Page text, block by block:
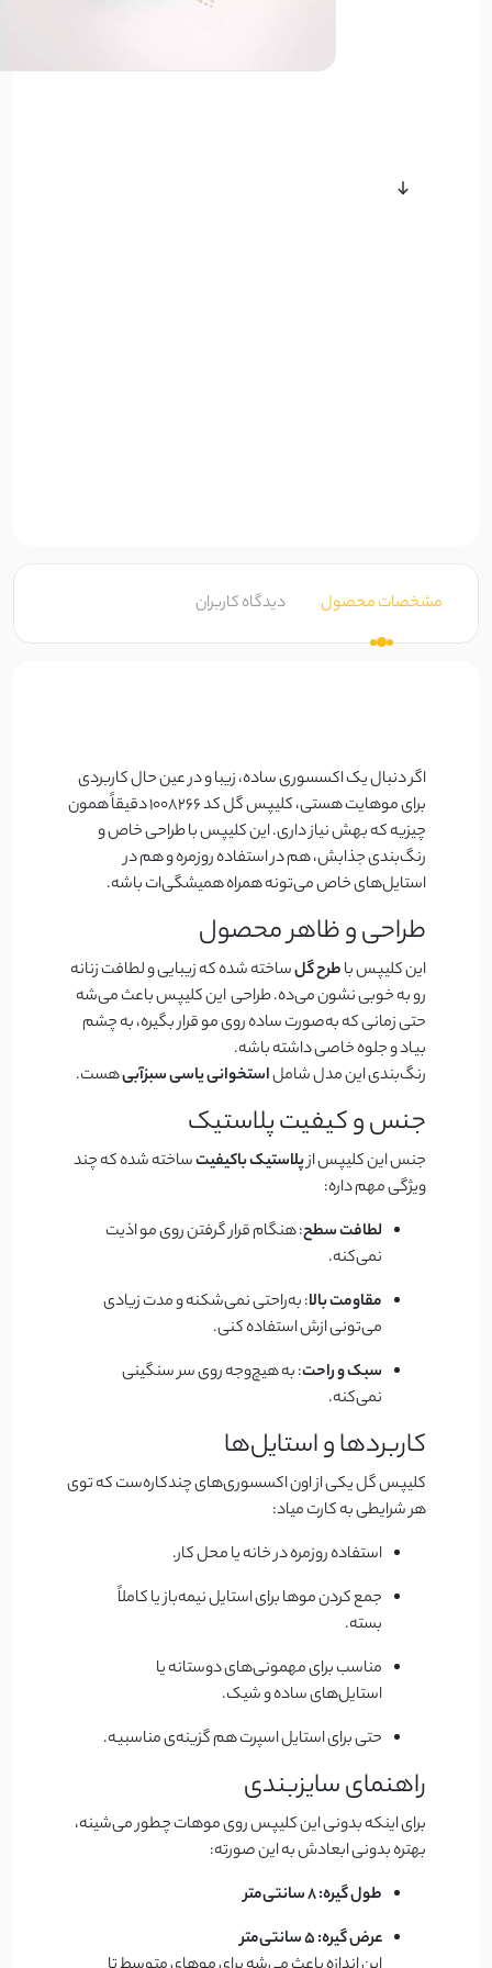
مشخصات محصول دیدگاه کاربران
اگر دنبال یک اکسسوری ساده، زیبا و در عین حال کاربردی
برای موهایت هستی، کلیپس گل کد 1008266 دقیقاً همون
چیزیه که بهش نیاز داری. این کلیپس با طراحی خاص و
رنگ‌بندی جذابش، هم در استفاده روزمره و هم در
استایل‌های خاص می‌تونه همراه همیشگی‌ات باشه.
طراحی و ظاهر محصول
این کلیپس باطرح گلساخته شده که زیبایی و لطافت زنانه
رو به خوبی نشون می‌ده. طراحی این کلیپس باعث می‌شه
حتی زمانی که به‌صورت ساده روی مو قرار بگیره، به چشم
بیاد و جلوه خاصی داشته باشه.
رنگ‌بندی این مدل شاملاستخوانی یاسی سبزآبیهست.
جنس و کیفیت پلاستیک
جنس این کلیپس ازپلاستیک باکیفیتساخته شده که چند
ویژگی مهم داره:
لطافت سطح: هنگام قرار گرفتن روی مو اذیت
نمی‌کنه.
مقاومت بالا: به‌راحتی نمی‌شکنه و مدت زیادی
می‌تونی ازش استفاده کنی.
سبک و راحت: به هیچ‌وجه روی سر سنگینی
نمی‌کنه.
کاربردها و استایل‌ها
کلیپس گل یکی از اون اکسسوری‌های چندکاره‌ست که توی
هر شرایطی به کارت میاد:
استفاده روزمره در خانه یا محل کار.
جمع کردن موها برای استایل نیمه‌باز یا کاملاً
بسته.
مناسب برای مهمونی‌های دوستانه یا
استایل‌های ساده و شیک.
حتی برای استایل اسپرت هم گزینه‌ی مناسبیه.
راهنمای سایزبندی
برای اینکه بدونی این کلیپس روی موهات چطور می‌شینه،
بهتره بدونی ابعادش به این صورته:
طول گیره: 8 سانتی‌متر
عرض گیره: 5 سانتی‌متر